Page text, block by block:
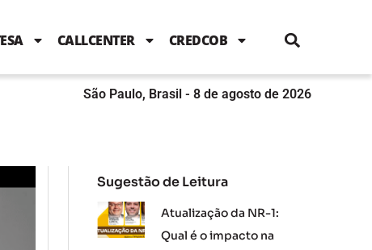
b
o
k
t
e
b
n
g
a
m
CALLCENTER CREDCOB
São Paulo, Brasil - 8 de agosto de 2026
Sugestão de Leitura
Atualização da NR-1:
Qual é o impacto na